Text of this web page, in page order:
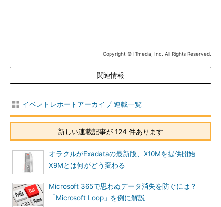
Copyright © ITmedia, Inc. All Rights Reserved.
関連情報
イベントレポートアーカイブ 連載一覧
新しい連載記事が 124 件あります
オラクルがExadataの最新版、X10Mを提供開始
X9Mとは何がどう変わる
Microsoft 365で思わぬデータ消失を防ぐには？
「Microsoft Loop」を例に解説